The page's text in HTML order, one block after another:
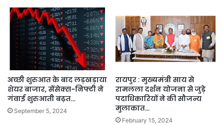
अच्छी शुरुआत के बाद लड़खड़ाया
शेयर बाजार, सेंसेक्स-निफ्टी ने
गंवाई शुरुआती बढ़त…
September 5, 2024
रायपुर : मुख्यमंत्री साय से
रामलला दर्शन योजना से जुड़े
पदाधिकारियों ने की सौजन्य
मुलाकात…
February 15, 2024